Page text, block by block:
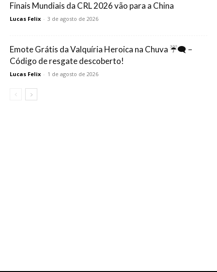
Finais Mundiais da CRL 2026 vão para a China
Lucas Felix - 3 de agosto de 2026
Emote Grátis da Valquíria Heroica na Chuva ☔🗨️ –
Código de resgate descoberto!
Lucas Felix - 1 de agosto de 2026